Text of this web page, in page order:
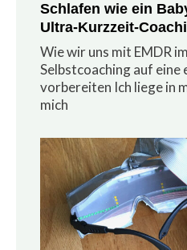
Schlafen wie ein
Ultra-Kurzzeit-
Wie wir uns mit EMDR
Selbstcoaching auf eine
vorbereiten Ich liege in
mich